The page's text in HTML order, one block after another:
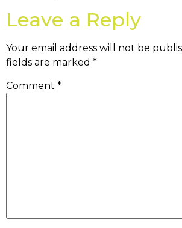
Leave a Reply
Your email address will not be
fields are marked *
Comment *